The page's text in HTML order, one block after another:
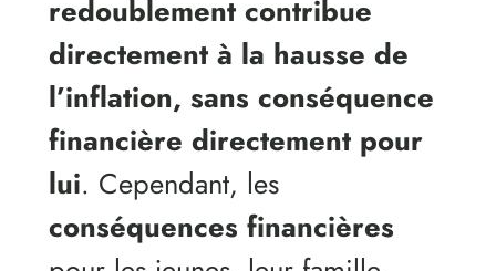
redoublement contribue
directement à la hausse de
l’inflation, sans conséquence
financière directement pour
lui. Cependant, les
conséquences financières